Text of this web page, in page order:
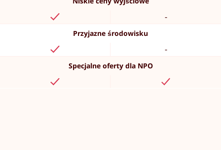
-
Przyjazne środowisku
-
Specjalne oferty dla NPO